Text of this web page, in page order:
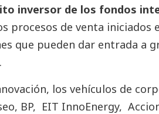
inversor de los fondos
procesos de venta iniciados
que pueden dar entrada a
los vehículos de
BP, EIT InnoEnergy,